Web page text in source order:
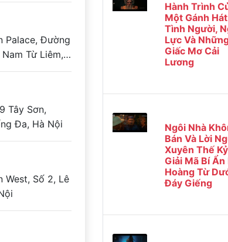
Palace, Đường
Từ Liêm,
Tây Sơn,
Đa, Hà Nội
West, Số 2, Lê
Hành Trình
Một Gánh
Tình Người,
Lực Và
Giấc Mơ Cải
Lương
Ngôi Nhà
Bán Và Lời
Xuyên Thế
Giải Mã Bí Ẩn
Hoàng Từ
Đáy Giếng